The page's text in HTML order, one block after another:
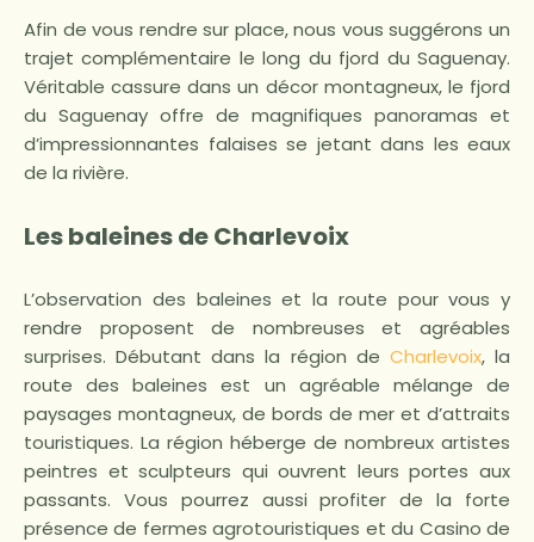
Afin de vous rendre sur place, nous vous suggérons un
trajet complémentaire le long du fjord du Saguenay.
Véritable cassure dans un décor montagneux, le fjord
du Saguenay offre de magnifiques panoramas et
d’impressionnantes falaises se jetant dans les eaux
de la rivière.
Les baleines de Charlevoix
L’observation des baleines et la route pour vous y
rendre proposent de nombreuses et agréables
surprises. Débutant dans la région de Charlevoix, la
route des baleines est un agréable mélange de
paysages montagneux, de bords de mer et d’attraits
touristiques. La région héberge de nombreux artistes
peintres et sculpteurs qui ouvrent leurs portes aux
passants. Vous pourrez aussi profiter de la forte
présence de fermes agrotouristiques et du Casino de